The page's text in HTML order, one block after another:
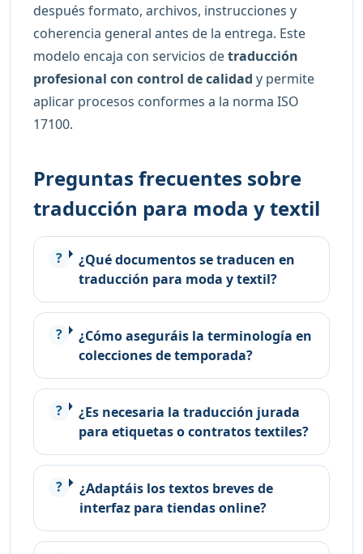
después formato, archivos, instrucciones y
coherencia general antes de la entrega. Este
modelo encaja con servicios detraducción
profesional con control de calidad y permite
aplicar procesos conformes a la norma ISO
17100.
Preguntas frecuentes sobre
traducción para moda y textil
¿Qué documentos se traducen en
traducción para moda y textil?
¿Cómo aseguráis la terminología en
colecciones de temporada?
¿Es necesaria la traducción jurada
para etiquetas o contratos textiles?
¿Adaptáis los textos breves de
interfaz para tiendas online?